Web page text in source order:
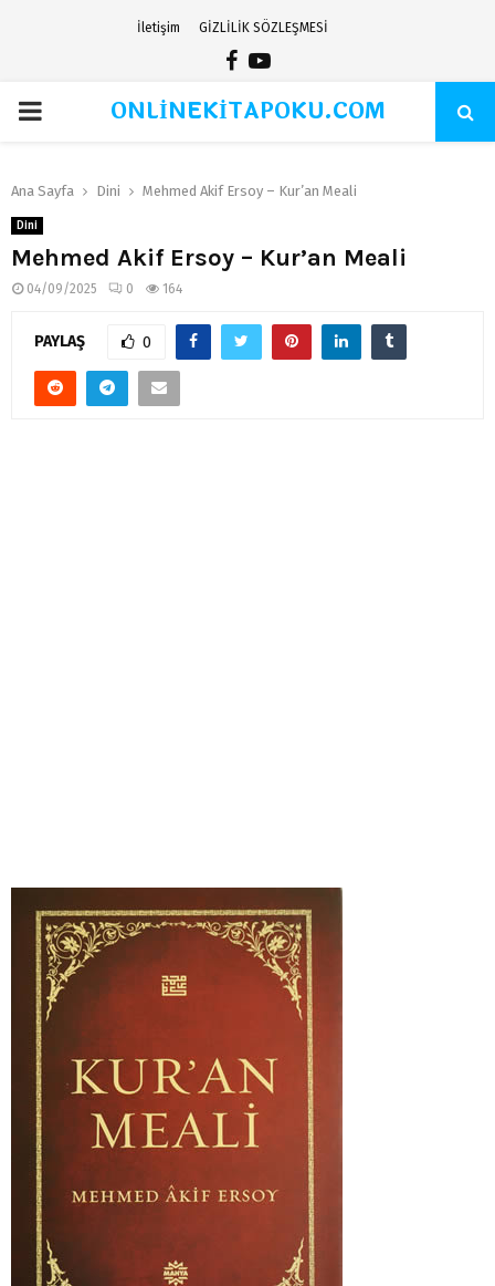
İletişim GİZLİLİK SÖZLEŞMESİ
Facebook
Youtube
PRIMARYONLİNEKİTAPOKU.COM
Ana Sayfa Dini Mehmed Akif Ersoy – Kur’an Meali
Dini
Mehmed Akif Ersoy – Kur’an Meali
04/09/2025 0 164
PAYLAŞ 0